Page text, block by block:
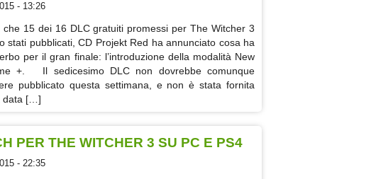
- 13:26
che 15 dei 16 DLC gratuiti promessi per The Witcher 3
stati pubblicati, CD Projekt Red ha annunciato cosa ha
per il gran finale: l’introduzione della modalità New
+. Il sedicesimo DLC non dovrebbe comunque
pubblicato questa settimana, e non è stata fornita
data […]
PER THE WITCHER 3 SU PC E PS4
- 22:35